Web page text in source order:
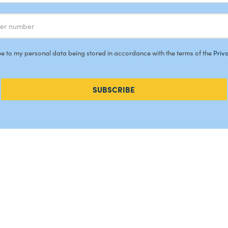
to my personal data being stored in accordance with the terms of the
SUBSCRIBE